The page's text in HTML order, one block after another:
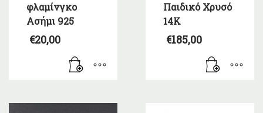
φλαμίνγκο
Ασήμι 925
€20,00
Παιδικό Χρυσό
14Κ
€185,00